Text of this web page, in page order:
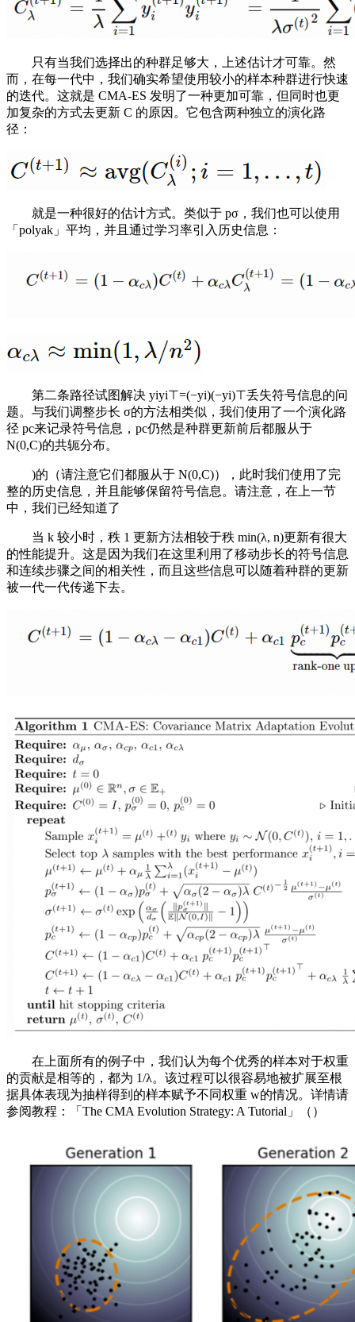
只有当我们选择出的种群足够大，上述估计才可靠。然
而，在每一代中，我们确实希望使用较小的样本种群进行快速
的迭代。这就是 CMA-ES 发明了一种更加可靠，但同时也更
加复杂的方式去更新 C 的原因。它包含两种独立的演化路
径：
就是一种很好的估计方式。类似于 pσ，我们也可以使用
「polyak」平均，并且通过学习率引入历史信息：
第二条路径试图解决 yiyi⊤=(−yi)(−yi)⊤丢失符号信息的问
题。与我们调整步长 σ的方法相类似，我们使用了一个演化路
径 pc来记录符号信息，pc仍然是种群更新前后都服从于
N(0,C)的共轭分布。
)的（请注意它们都服从于 N(0,C)），此时我们使用了完
整的历史信息，并且能够保留符号信息。请注意，在上一节
中，我们已经知道了
当 k 较小时，秩 1 更新方法相较于秩 min(λ, n)更新有很大
的性能提升。这是因为我们在这里利用了移动步长的符号信息
和连续步骤之间的相关性，而且这些信息可以随着种群的更新
被一代一代传递下去。
在上面所有的例子中，我们认为每个优秀的样本对于权重
的贡献是相等的，都为 1/λ。该过程可以很容易地被扩展至根
据具体表现为抽样得到的样本赋予不同权重 w的情况。详情请
参阅教程：「The CMA Evolution Strategy: A Tutorial」（）